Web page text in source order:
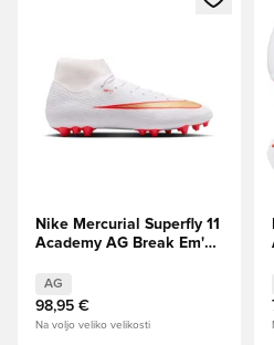
Nike Mercurial Superfly 11
Academy AG Break Em'
AG
98,95 €
Na voljo veliko velikosti